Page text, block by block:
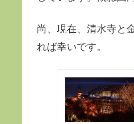
尚、現在、清水寺と
れば幸いです。